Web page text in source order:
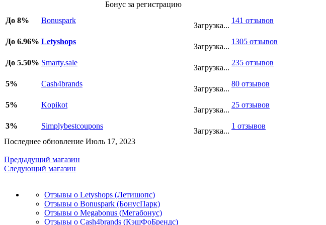
Бонус за регистрацию
До 8%
Bonuspark
Загрузка...
141 отзывов
До 6.96% Letyshops
Загрузка...
1305 отзывов
До 5.50% Smarty.sale
Загрузка...
235 отзывов
5% Cash4brands
Загрузка...
80 отзывов
5% Kopikot
Загрузка...
25 отзывов
3% Simplybestcoupons
Загрузка...
1 отзывов
Последнее обновление Июль 17, 2023
Предыдущий магазин
Следующий магазин
Отзывы о Letyshops (Летишопс)
Отзывы о Bonuspark (БонусПарк)
Отзывы о Megabonus (Мегабонус)
Отзывы о Cash4brands (КэшФоБрендс)